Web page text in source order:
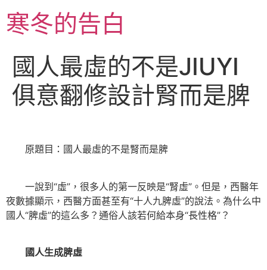
至
主寒冬的告白
國人最虛的不是JIUYI
俱意翻修設計腎而是脾
原題目：國人最虛的不是腎而是脾
一說到“虛”，很多人的第一反映是“腎虛”。但是，西醫年
夜數據顯示，西醫方面甚至有“十人九脾虛”的說法。為什么中
國人“脾虛”的這么多？通俗人該若何給本身“長性格”？
國人生成脾虛